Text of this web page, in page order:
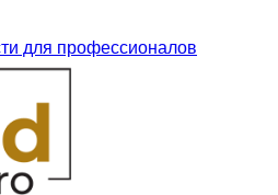
для профессионалов